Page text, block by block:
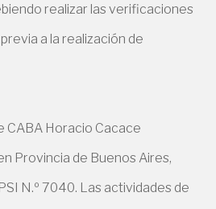
realizar las verificaciones
a la realización de
Horacio Cacace
Provincia de Buenos Aires,
N.º 7040. Las actividades de